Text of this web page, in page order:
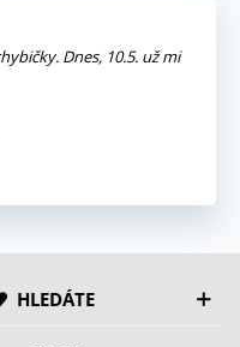
Dnes, 10.5. už mi
HLEDÁTE